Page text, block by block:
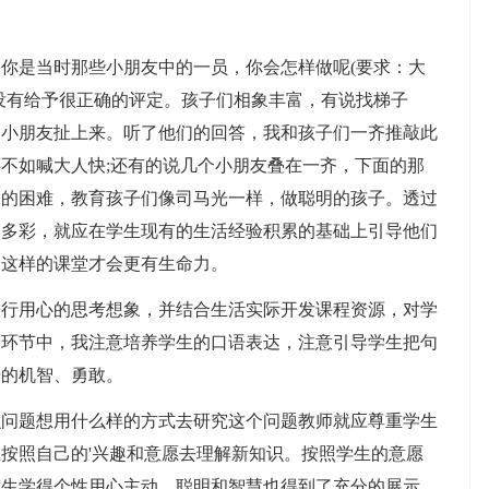
当时那些小朋友中的一员，你会怎样做呢(要求：大
给予很正确的评定。孩子们相象丰富，有说找梯子
朋友扯上来。听了他们的回答，我和孩子们一齐推敲此
如喊大人快;还有的说几个小朋友叠在一齐，下面的那
困难，教育孩子们像司马光一样，做聪明的孩子。透过
彩，就应在学生现有的生活经验积累的基础上引导他们
样的课堂才会更有生命力。
心的思考想象，并结合生活实际开发课程资源，对学
节中，我注意培养学生的口语表达，注意引导学生把句
机智、勇敢。
想用什么样的方式去研究这个问题教师就应尊重学生
照自己的'兴趣和意愿去理解新知识。按照学生的意愿